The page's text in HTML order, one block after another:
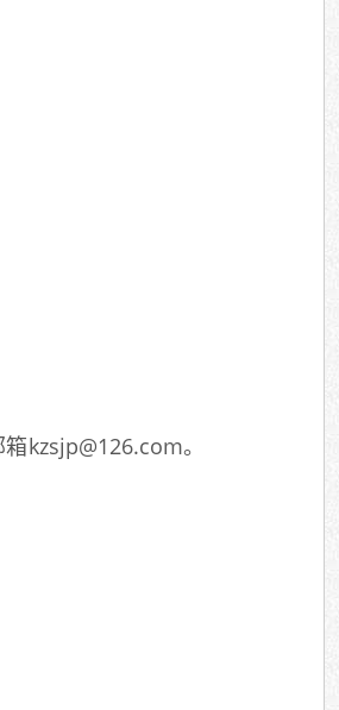
kzsjp@126.com。